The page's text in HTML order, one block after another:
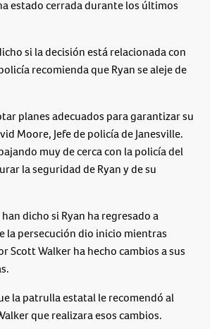
estado cerrada durante los últimos
si la decisión está relacionada con
recomienda que Ryan se aleje de
planes adecuados para garantizar su
Moore, Jefe de policía de Janesville.
muy de cerca con la policía del
la seguridad de Ryan y de su
dicho si Ryan ha regresado a
la persecución dio inicio mientras
Scott Walker ha hecho cambios a sus
la patrulla estatal le recomendó al
que realizara esos cambios.